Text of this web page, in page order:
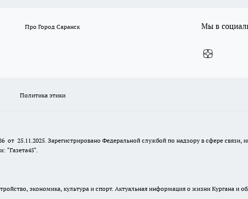
Про Город Саранск Мы в
Политика этики
25.11.2025. Зарегистрировано Федеральной службой по надзору в сфере
"Газета45".
экономика, культура и спорт. Актуальная информация о жизни Кургана и